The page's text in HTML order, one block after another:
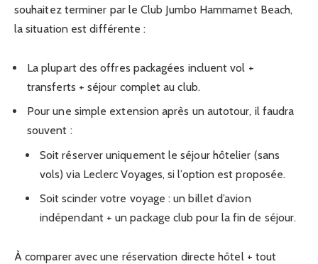
souhaitez terminer par le Club Jumbo Hammamet Beach,
la situation est différente :
La plupart des offres packagées incluent vol +
transferts + séjour complet au club.
Pour une simple extension après un autotour, il faudra
souvent :
Soit réserver uniquement le séjour hôtelier (sans
vols) via Leclerc Voyages, si l’option est proposée.
Soit scinder votre voyage : un billet d’avion
indépendant + un package club pour la fin de séjour.
À comparer avec une réservation directe hôtel + tout